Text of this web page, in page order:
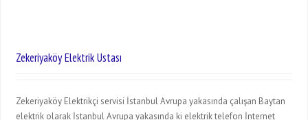
Zekeriyaköy Elektrik Ustası
Zekeriyaköy Elektrikçi servisi İstanbul Avrupa yakasında çalışan Baytan
elektrik olarak İstanbul Avrupa yakasında ki elektrik telefon İnternet